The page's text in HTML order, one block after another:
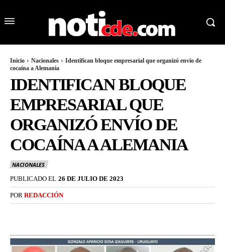
Inicio Nacionales
Identifican bloque empresarial que organizó envío de
cocaína a Alemania
IDENTIFICAN BLOQUE
EMPRESARIAL QUE
ORGANIZÓ ENVÍO DE
COCAÍNA A ALEMANIA
NACIONALES
PUBLICADO EL 26 DE JULIO DE 2023
POR REDACCIÓN